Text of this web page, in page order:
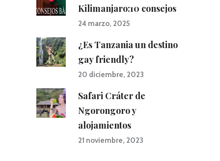
Kilimanjaro:10 consejos
24 marzo, 2025
¿Es Tanzania un destino
gay friendly?
20 diciembre, 2023
Safari Cráter de
Ngorongoro y
alojamientos
21 noviembre, 2023